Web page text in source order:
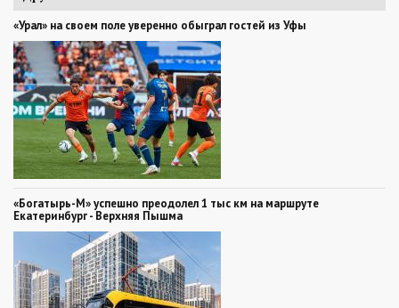
«Урал» на своем поле уверенно обыграл гостей из Уфы
«Богатырь-М» успешно преодолел 1 тыс км на маршруте
Екатеринбург - Верхняя Пышма